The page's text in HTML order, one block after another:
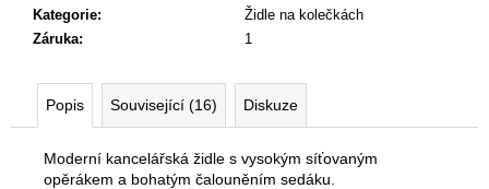
Kategorie:
Židle na kolečkách
Záruka: 1
Popis Související (16) Diskuze
Moderní kancelářská židle s vysokým síťovaným
opěrákem a bohatým čalouněním sedáku.